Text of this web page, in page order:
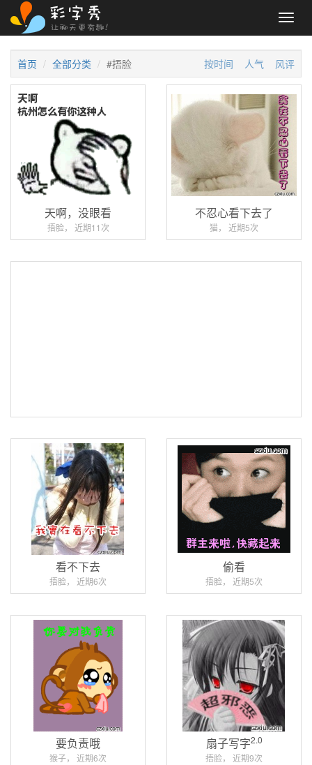
首页 全部分类 #捂脸 按时间 人气 风评
天啊，没眼看
捂脸， 近期11次
不忍心看下去了
猫， 近期5次
看不下去
捂脸， 近期6次
偷看
捂脸， 近期5次
要负责哦
猴子， 近期6次
扇子写字2.0
捂脸， 近期9次